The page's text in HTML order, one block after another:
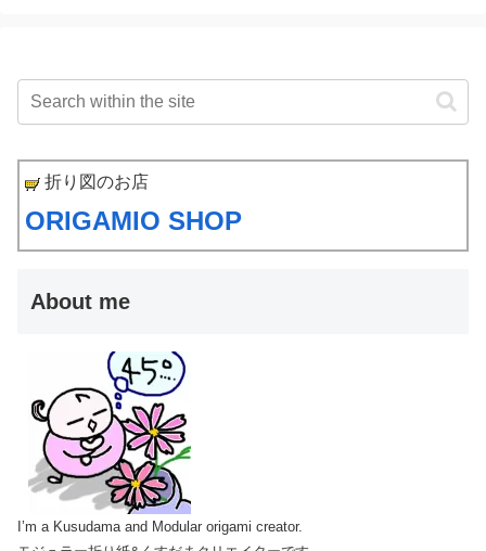
折り図のお店
ORIGAMIO SHOP
About me
I’m a Kusudama and Modular origami creator.